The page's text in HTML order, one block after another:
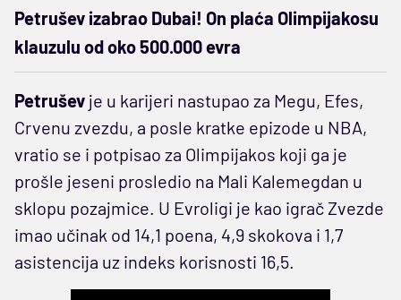
Petrušev izabrao Dubai! On plaća Olimpijakosu
klauzulu od oko 500.000 evra
Petrušev je u karijeri nastupao za Megu, Efes,
Crvenu zvezdu, a posle kratke epizode u NBA,
vratio se i potpisao za Olimpijakos koji ga je
prošle jeseni prosledio na Mali Kalemegdan u
sklopu pozajmice. U Evroligi je kao igrač Zvezde
imao učinak od 14,1 poena, 4,9 skokova i 1,7
asistencija uz indeks korisnosti 16,5.